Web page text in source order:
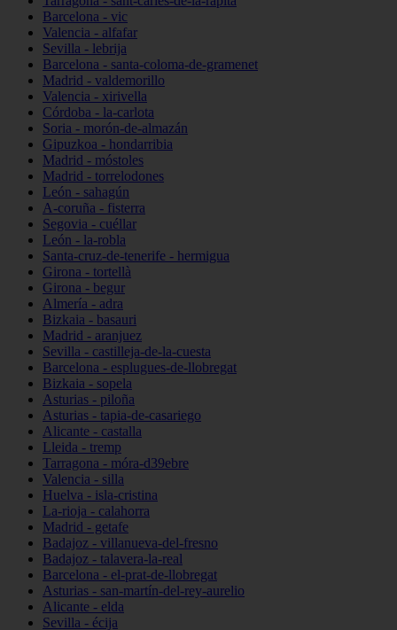
Barcelona - vic
Valencia - alfafar
Sevilla - lebrija
Barcelona - santa-coloma-de-gramenet
Madrid - valdemorillo
Valencia - xirivella
Córdoba - la-carlota
Soria - morón-de-almazán
Gipuzkoa - hondarribia
Madrid - móstoles
Madrid - torrelodones
León - sahagún
A-coruña - fisterra
Segovia - cuéllar
León - la-robla
Santa-cruz-de-tenerife - hermigua
Girona - tortellà
Girona - begur
Almería - adra
Bizkaia - basauri
Madrid - aranjuez
Sevilla - castilleja-de-la-cuesta
Barcelona - esplugues-de-llobregat
Bizkaia - sopela
Asturias - piloña
Asturias - tapia-de-casariego
Alicante - castalla
Lleida - tremp
Tarragona - móra-d39ebre
Valencia - silla
Huelva - isla-cristina
La-rioja - calahorra
Madrid - getafe
Badajoz - villanueva-del-fresno
Badajoz - talavera-la-real
Barcelona - el-prat-de-llobregat
Asturias - san-martín-del-rey-aurelio
Alicante - elda
Sevilla - écija